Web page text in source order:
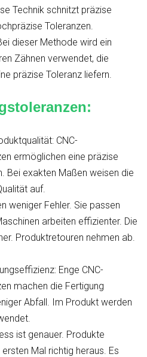
Technik schnitzt präzise
Toleranzen.
dieser Methode wird ein
Zähnen verwendet, die
präzise Toleranz liefern.
CNC-
ermöglichen eine präzise
Bei exakten Maßen weisen die
auf.
weniger Fehler. Sie passen
arbeiten effizienter. Die
Produktretouren nehmen ab.
Enge CNC-
machen die Fertigung
Abfall. Im Produkt werden
ist genauer. Produkte
Mal richtig heraus. Es